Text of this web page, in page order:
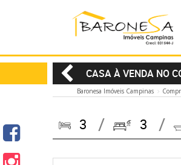
CASA À VENDA NO
Baronesa Imóveis Campinas
3 3